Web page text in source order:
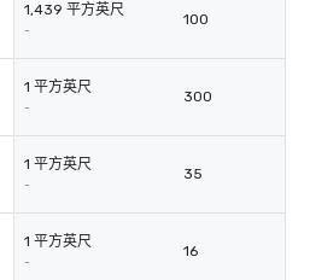
1,439 平方英尺
-
100
1 平方英尺
-
300
1 平方英尺
-
35
1 平方英尺
-
16